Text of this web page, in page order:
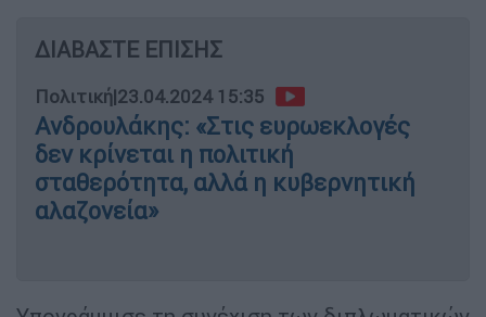
ΔΙΑΒΑΣΤΕ ΕΠΙΣΗΣ
Πολιτική|23.04.2024 15:35
Ανδρουλάκης: «Στις ευρωεκλογές
δεν κρίνεται η πολιτική
σταθερότητα, αλλά η κυβερνητική
αλαζονεία»